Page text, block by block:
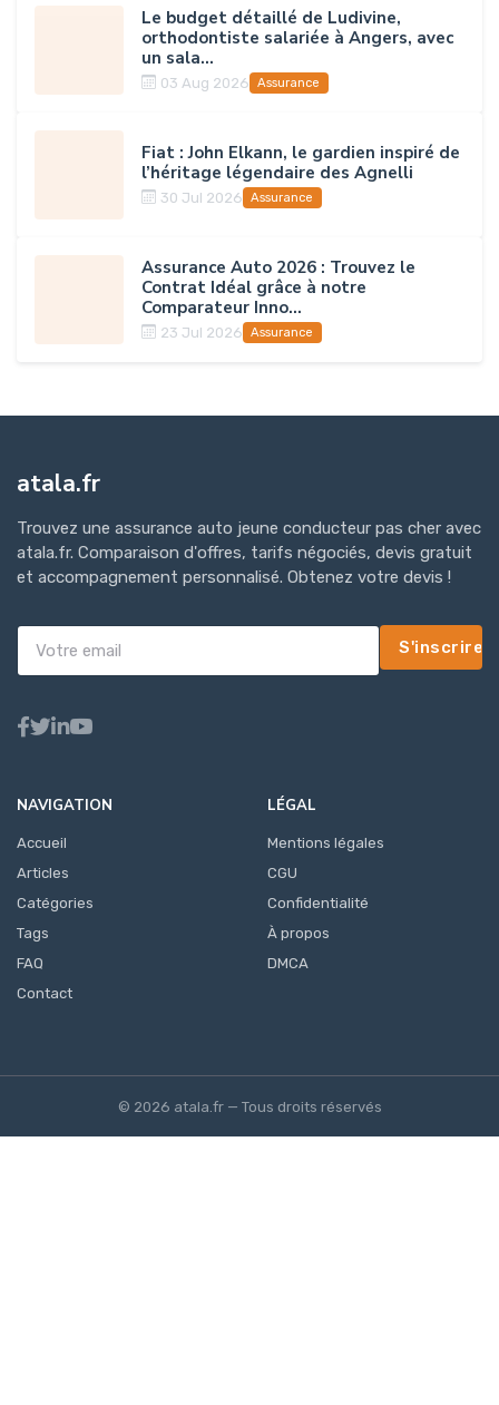
Le budget détaillé de Ludivine,
orthodontiste salariée à Angers, avec
un sala...
03 Aug 2026 Assurance
Fiat : John Elkann, le gardien inspiré de
l’héritage légendaire des Agnelli
30 Jul 2026 Assurance
Assurance Auto 2026 : Trouvez le
Contrat Idéal grâce à notre
Comparateur Inno...
23 Jul 2026 Assurance
atala.fr
Trouvez une assurance auto jeune conducteur pas cher avec
atala.fr. Comparaison d'offres, tarifs négociés, devis gratuit
et accompagnement personnalisé. Obtenez votre devis !
S'inscrire
NAVIGATION
Accueil
Articles
Catégories
Tags
FAQ
Contact
LÉGAL
Mentions légales
CGU
Confidentialité
À propos
DMCA
© 2026 atala.fr — Tous droits réservés